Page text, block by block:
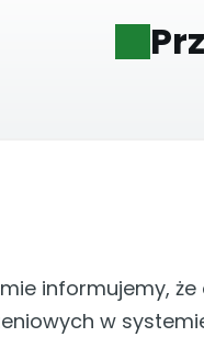
informujemy,
w